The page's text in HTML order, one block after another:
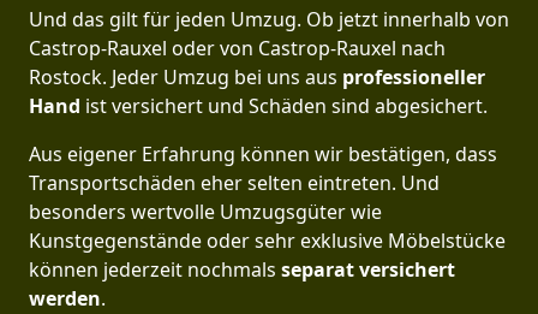
Und das gilt für jeden Umzug. Ob jetzt innerhalb von
Castrop-Rauxel oder von Castrop-Rauxel nach
Rostock. Jeder Umzug bei uns aus professioneller
Hand ist versichert und Schäden sind abgesichert.
Aus eigener Erfahrung können wir bestätigen, dass
Transportschäden eher selten eintreten. Und
besonders wertvolle Umzugsgüter wie
Kunstgegenstände oder sehr exklusive Möbelstücke
können jederzeit nochmals separat versichert
werden.